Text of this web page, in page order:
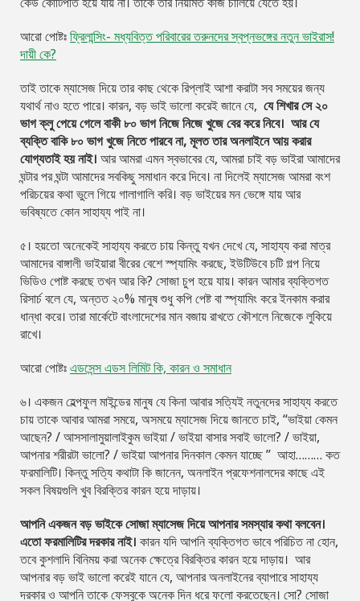
আরো পোষ্টঃফ্রিলান্সিং- মধ্যবিত্ত পরিবারের তরুনদের স্বপ্নভঙ্গের নতুন ভাইরাস!
দায়ী কে?
তাই তাকে ম্যাসেজ দিয়ে তার কাছ থেকে রিপ্লাই আশা করাটা সব সময়ের জন্য
যথার্থ নাও হতে পারে। কারন, বড় ভাই ভালো করেই জানে যে, যে শিখার সে ২০
ভাগ ক্লু পেয়ে গেলে বাকী ৮০ ভাগ নিজে নিজে খুজে বের করে নিবে। আর যে
ব্যক্তি বাকি ৮০ ভাগ খুজে নিতে পারবে না, মূলত তার অনলাইনে আয় করার
যোগ্যতাই হয় নাই। আর আমরা এমন স্বভাবের যে, আমরা চাই বড় ভাইরা আমাদের
ঘন্টার পর ঘন্টা আমাদের সবকিছু সমাধান করে দিবে। না দিলেই ম্যাসেজ আমরা বংশ
পরিচয়ের কথা ভুলে গিয়ে গালাগালি করি। বড় ভাইয়ের মন ভেঙ্গে যায় আর
ভবিষ্যতে কোন সাহায্য পাই না।
৫। হয়তো অনেকেই সাহায্য করতে চায় কিন্তু যখন দেখে যে, সাহায্য করা মাত্র
আমাদের বাঙ্গালী ভাইয়ারা বীরের বেশে স্প্যামিং করছে, ইউটিউবে চটি গল্প নিয়ে
ভিডিও পোষ্ট করছে তখন আর কি? সোজা চুপ হয়ে যায়। কারন আমার ব্যক্তিগত
রিসার্চ বলে যে, অন্তত ২০% মানুষ শুধু কপি পেষ্ট বা স্প্যামিং করে ইনকাম করার
ধান্ধা করে। তারা মার্কেটে বাংলাদেশের মান বজায় রাখতে কৌশলে নিজেকে লুকিয়ে
রাখে।
আরো পোষ্টঃএডসেন্স এডস লিমিট কি, কারন ও সমাধান
৬। একজন হেল্পফুল মাইন্ডের মানুষ যে কিনা আবার সত্যিই নতুনদের সাহায্য করতে
চায় তাকে আবার আমরা সময়ে, অসময়ে ম্যাসেজ দিয়ে জানতে চাই, “ভাইয়া কেমন
আছেন? / আসসালামুয়ালাইকুম ভাইয়া / ভাইয়া বাসার সবাই ভালো? / ভাইয়া,
আপনার শরীরটা ভালো? / ভাইয়া আপনার দিনকাল কেমন যাচ্ছে ” আহা……… কত
ফরমালিটি। কিন্তু সত্যি কথাটা কি জানেন, অনলাইন প্রফেশনালদের কাছে এই
সকল বিষয়গুলি খুব বিরক্তির কারন হয়ে দাড়ায়।
আপনি একজন বড় ভাইকে সোজা ম্যাসেজ দিয়ে আপনার সমস্যার কথা বলবেন।
এতো ফরমালিটির দরকার নাই। কারন যদি আপনি ব্যক্তিগত ভাবে পরিচিত না হোন,
তবে কুশলাদি বিনিময় করা অনেক ক্ষেত্রে বিরক্তির কারন হয়ে দাড়ায়। আর
আপনার বড় ভাই ভালো করেই যানে যে, আপনার অনলাইনের ব্যাপারে সাহায্য
দরকার ও আপনি তাকে ফেসবুকে অনেক দিন ধরে ফলো করতেছেন। সো? সোজা